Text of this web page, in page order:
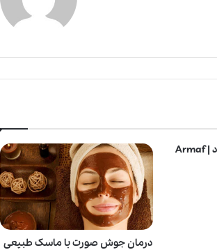
درمان جوش صورت با ماسک طبیعی
عطر ادکلن آرماف شیدز وود | Armaf